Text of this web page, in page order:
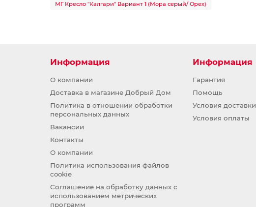
МГ Кресло "Калгари" Вариант 1 (Мора серый/ Орех)
Информация
О компании
Доставка в магазине Добрый Дом
Политика в отношении обработки
персональных данных
Вакансии
Контакты
О компании
Политика использования файлов
cookie
Соглашение на обработку данных с
использованием метрических
программ
Информация
Гарантия
Помощь
Условия доставки
Условия оплаты